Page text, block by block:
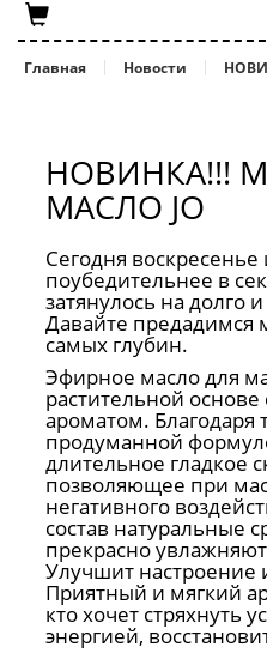
Главная Новости
НОВИНКА!!!
МАСЛО JO
Сегодня
поубедительнее в
затянулось на долго
Давайте предадимся
самых глубин.
Эфирное масло для
растительной
ароматом. Благодаря
продуманной
длительное гладкое
позволяющее при
негативного
состав натуральные
прекрасно
Улучшит настроение
Приятный и мягкий
кто хочет стряхнуть
энергией,